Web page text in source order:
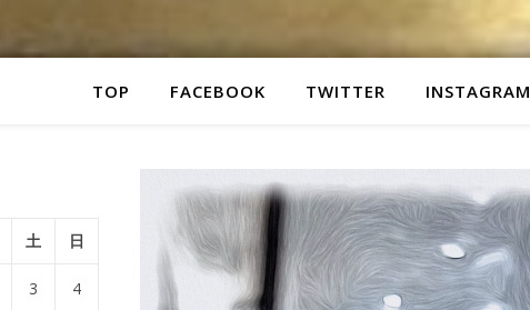
TOP FACEBOOK TWITTER INSTAGRAM
土 日
3 4